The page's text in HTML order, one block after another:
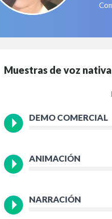
Muestras de voz nativa
DEMO COMERCIAL
ANIMACIÓN
NARRACIÓN